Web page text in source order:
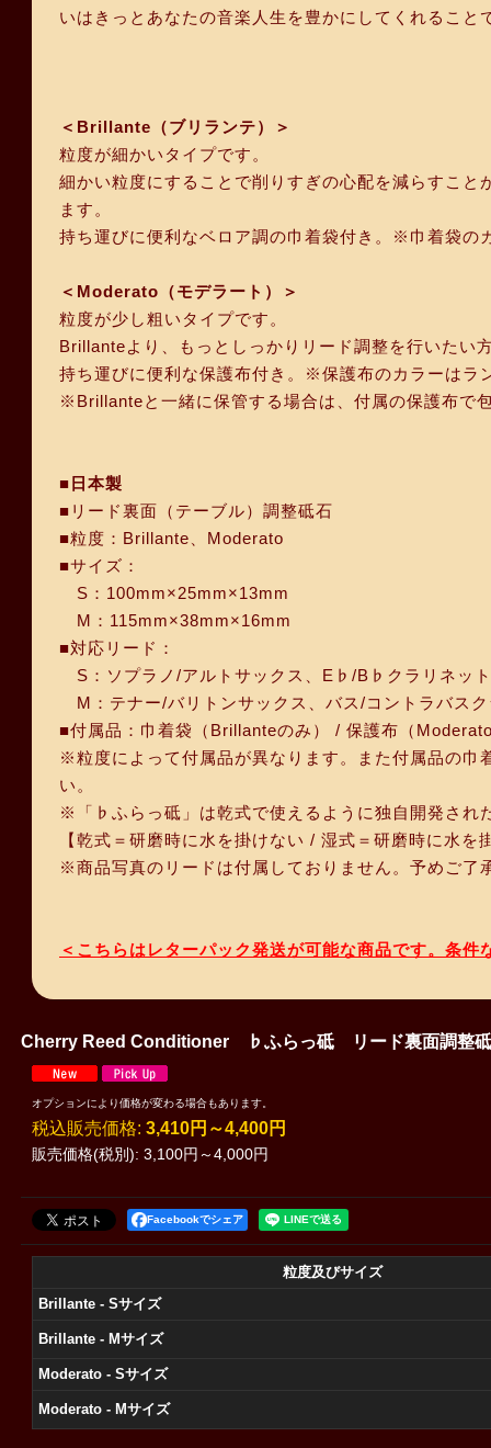
いはきっとあなたの音楽人生を豊かにしてくれること
＜Brillante（ブリランテ）＞
粒度が細かいタイプです。
細かい粒度にすることで削りすぎの心配を減らすこ
ます。
持ち運びに便利なベロア調の巾着袋付き。※巾着袋の
＜Moderato（モデラート）＞
粒度が少し粗いタイプです。
Brillanteより、もっとしっかりリード調整を行いたい
持ち運びに便利な保護布付き。※保護布のカラーはラ
※Brillanteと一緒に保管する場合は、付属の保護布で
■日本製
■リード裏面（テーブル）調整砥石
■粒度：Brillante、Moderato
■サイズ：
S：100mm×25mm×13mm
M：115mm×38mm×16mm
■対応リード：
S：ソプラノ/アルトサックス、E♭/B♭クラリネッ
M：テナー/バリトンサックス、バス/コントラバス
■付属品：巾着袋（Brillanteのみ） / 保護布（
※粒度によって付属品が異なります。また付属品の巾
い。
※「♭ふらっ砥」は乾式で使えるように独自開発され
【乾式＝研磨時に水を掛けない / 湿式＝研磨時に水を
※商品写真のリードは付属しておりません。予めご了
＜こちらはレターパック発送が可能な商品です。条
Cherry Reed Conditioner ♭ふらっ砥 リード裏面調整
販売価格(税別): 3,100円～4,000円
税込 : 3,410円～4,400円
オプションにより価格が変わる場合もあります。
Facebookでシェア
粒度及びサイズ
Brillante - Sサイズ
Brillante - Mサイズ
Moderato - Sサイズ
Moderato - Mサイズ